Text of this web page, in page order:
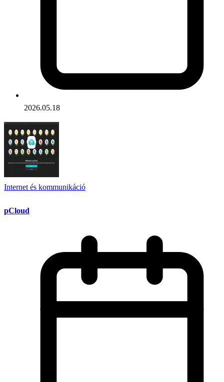
2026.05.18
Internet és kommunikáció
pCloud